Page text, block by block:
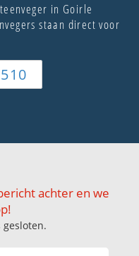
in Goirle
staan direct voor
achter en we
gesloten.